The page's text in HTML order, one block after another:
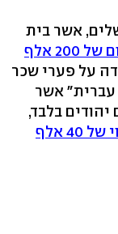
אשר בית
תפצה עובדות שלה בסכום של 200 אלף
על פערי שכר
עברית" אשר
בלבד,
קבע כי ישלם פיצוי של 40 אלף